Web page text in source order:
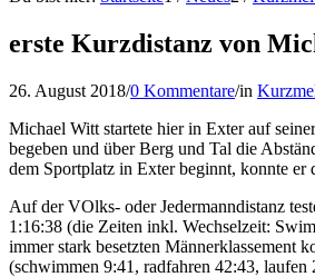
erste Kurzdistanz von
26. August 2018/0 Kommentare/in
Michael Witt startete hier in Exter auf
begeben und über Berg und Tal die
dem Sportplatz in Exter beginnt, konnte er
Auf der VOlks- oder Jedermanndistanz
1:16:38 (die Zeiten inkl. Wechselzeit:
immer stark besetzten Männerklassement
(schwimmen 9:41, radfahren 42:43, laufen